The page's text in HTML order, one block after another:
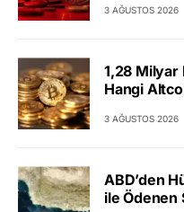
3 AĞUSTOS 2026
1,28 Milyar
Hangi
3 AĞUSTOS 2026
ABD’den
ile Ödenen